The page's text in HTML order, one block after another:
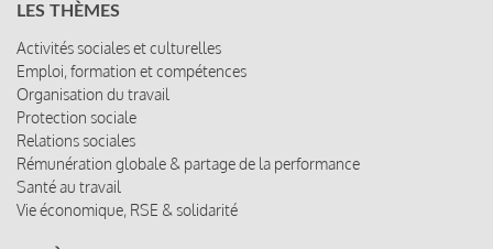
LES THÈMES
Activités sociales et culturelles
Emploi, formation et compétences
Organisation du travail
Protection sociale
Relations sociales
Rémunération globale & partage de la performance
Santé au travail
Vie économique, RSE & solidarité